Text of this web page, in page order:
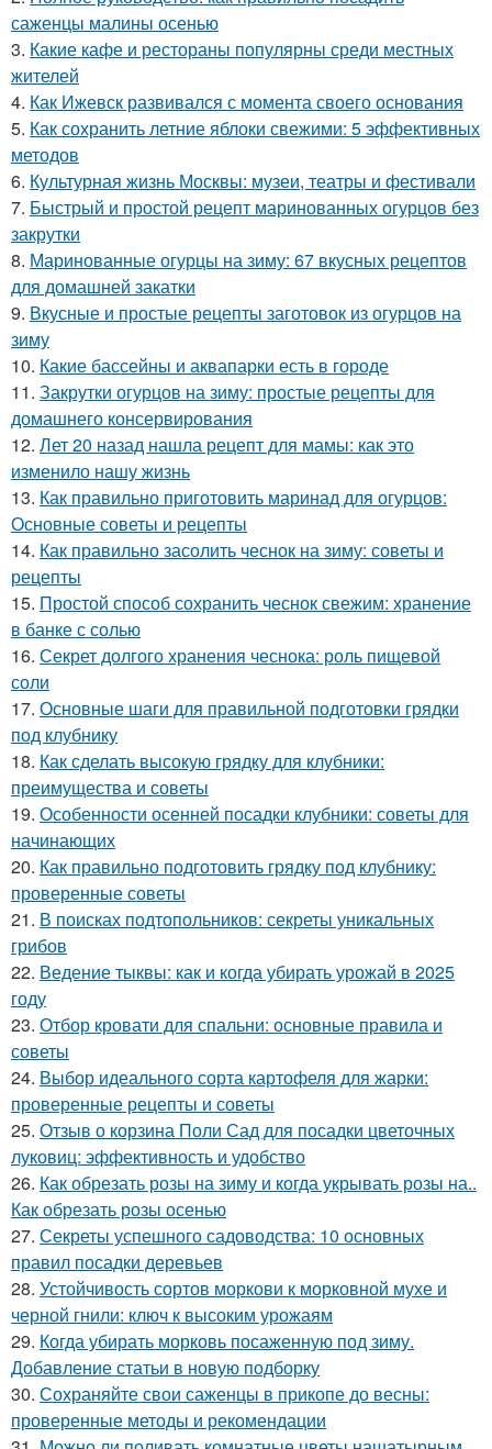
саженцы малины осенью
3. Какие кафе и рестораны популярны среди местных
жителей
4. Как Ижевск развивался с момента своего основания
5. Как сохранить летние яблоки свежими: 5 эффективных
методов
6. Культурная жизнь Москвы: музеи, театры и фестивали
7. Быстрый и простой рецепт маринованных огурцов без
закрутки
8. Маринованные огурцы на зиму: 67 вкусных рецептов
для домашней закатки
9. Вкусные и простые рецепты заготовок из огурцов на
зиму
10. Какие бассейны и аквапарки есть в городе
11. Закрутки огурцов на зиму: простые рецепты для
домашнего консервирования
12. Лет 20 назад нашла рецепт для мамы: как это
изменило нашу жизнь
13. Как правильно приготовить маринад для огурцов:
Основные советы и рецепты
14. Как правильно засолить чеснок на зиму: советы и
рецепты
15. Простой способ сохранить чеснок свежим: хранение
в банке с солью
16. Секрет долгого хранения чеснока: роль пищевой
соли
17. Основные шаги для правильной подготовки грядки
под клубнику
18. Как сделать высокую грядку для клубники:
преимущества и советы
19. Особенности осенней посадки клубники: советы для
начинающих
20. Как правильно подготовить грядку под клубнику:
проверенные советы
21. В поисках подтопольников: секреты уникальных
грибов
22. Ведение тыквы: как и когда убирать урожай в 2025
году
23. Отбор кровати для спальни: основные правила и
советы
24. Выбор идеального сорта картофеля для жарки:
проверенные рецепты и советы
25. Отзыв о корзина Поли Сад для посадки цветочных
луковиц: эффективность и удобство
26. Как обрезать розы на зиму и когда укрывать розы на..
Как обрезать розы осенью
27. Секреты успешного садоводства: 10 основных
правил посадки деревьев
28. Устойчивость сортов моркови к морковной мухе и
черной гнили: ключ к высоким урожаям
29. Когда убирать морковь посаженную под зиму.
Добавление статьи в новую подборку
30. Сохраняйте свои саженцы в прикопе до весны:
проверенные методы и рекомендации